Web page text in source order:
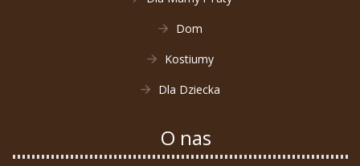
Dom
Kostiumy
Dla Dziecka
O nas